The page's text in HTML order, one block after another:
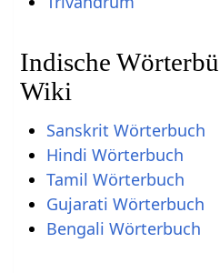
Indische
Wiki
Sanskrit Wörterbuch
Hindi Wörterbuch
Tamil Wörterbuch
Gujarati Wörterbuch
Bengali Wörterbuch